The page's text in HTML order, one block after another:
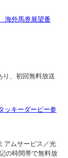
海外馬券展望番
り、初回無料放送
ッキーダービー参
アムサービス／光
の時間帯で無料放